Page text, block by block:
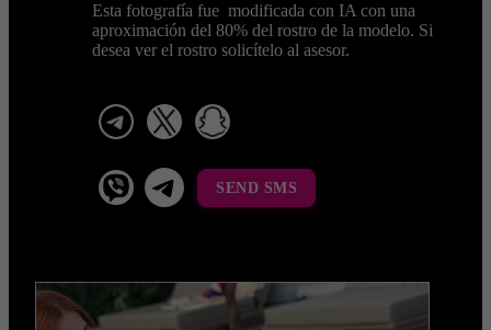
Esta fotografía fue modificada con IA con una
aproximación del 80% del rostro de la modelo. Si
desea ver el rostro solicítelo al asesor.
telegram
viber Telegram La Celestina
SEND SMS